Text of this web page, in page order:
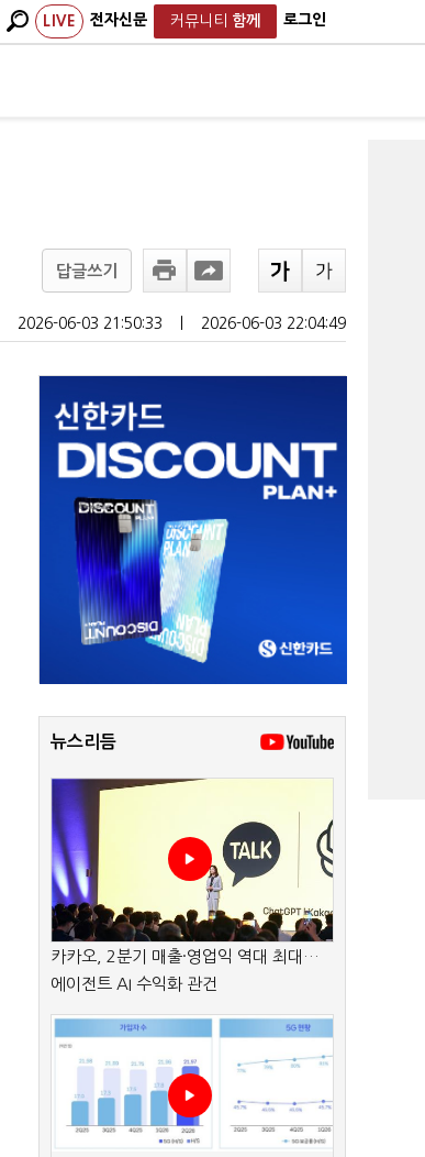
LIVE 전자신문 커뮤니티 함께 로그인
답글쓰기
2026-06-03 21:50:33 2026-06-03 22:04:49
뉴스리듬
카카오, 2분기 매출·영업익 역대 최대…
에이전트 AI 수익화 관건